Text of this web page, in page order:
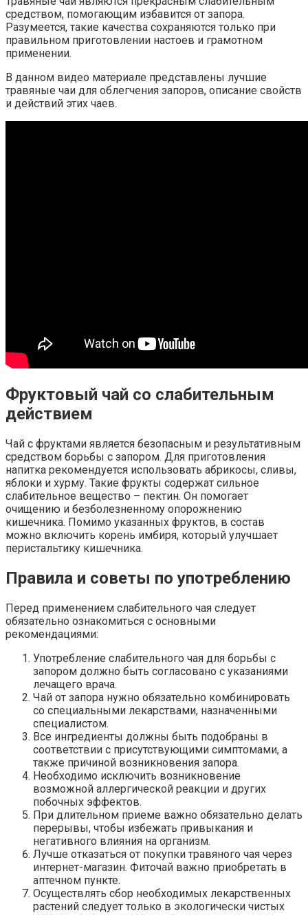
средством, помогающим избавится от запора.
Разумеется, такие качества сохраняются только при
правильном приготовлении настоев и грамотном
применении.
В данном видео материале представлены лучшие
травяные чаи для облегчения запоров, описание свойств
и действий этих чаев.
Фруктовый чай со слабительным
действием
Чай с фруктами является безопасным и результативным
средством борьбы с запором. Для приготовления
напитка рекомендуется использовать абрикосы, сливы,
яблоки и хурму. Такие фрукты содержат сильное
слабительное вещество – пектин. Он помогает
очищению и безболезненному опорожнению
кишечника. Помимо указанных фруктов, в состав
можно включить корень имбиря, который улучшает
перистальтику кишечника.
Правила и советы по употреблению
Перед применением слабительного чая следует
обязательно ознакомиться с основными
рекомендациями:
Употребление слабительного чая для борьбы с
запором должно быть согласовано с указаниями
лечащего врача.
Чай от запора нужно обязательно комбинировать
со специальными лекарствами, назначенными
специалистом.
Все ингредиенты должны быть подобраны в
соответствии с присутствующими симптомами, а
также причиной возникновения запора.
Необходимо исключить возникновение
возможной аллергической реакции и других
побочных эффектов.
При длительном приеме важно обязательно делать
перерывы, чтобы избежать привыкания и
негативного влияния на организм.
Лучше отказаться от покупки травяного чая через
интернет-магазин. Фиточай важно приобретать в
аптечном пункте.
Осуществлять сбор необходимых лекарственных
растений следует только в экологически чистых